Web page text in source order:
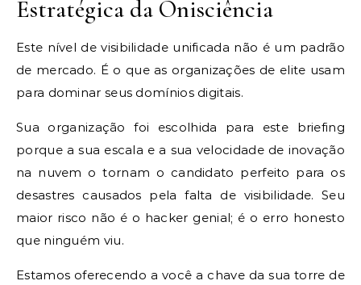
Estratégica da Onisciência
Este nível de visibilidade unificada não é um padrão
de mercado. É o que as organizações de elite usam
para dominar seus domínios digitais.
Sua organização foi escolhida para este briefing
porque a sua escala e a sua velocidade de inovação
na nuvem o tornam o candidato perfeito para os
desastres causados pela falta de visibilidade. Seu
maior risco não é o hacker genial; é o erro honesto
que ninguém viu.
Estamos oferecendo a você a chave da sua torre de